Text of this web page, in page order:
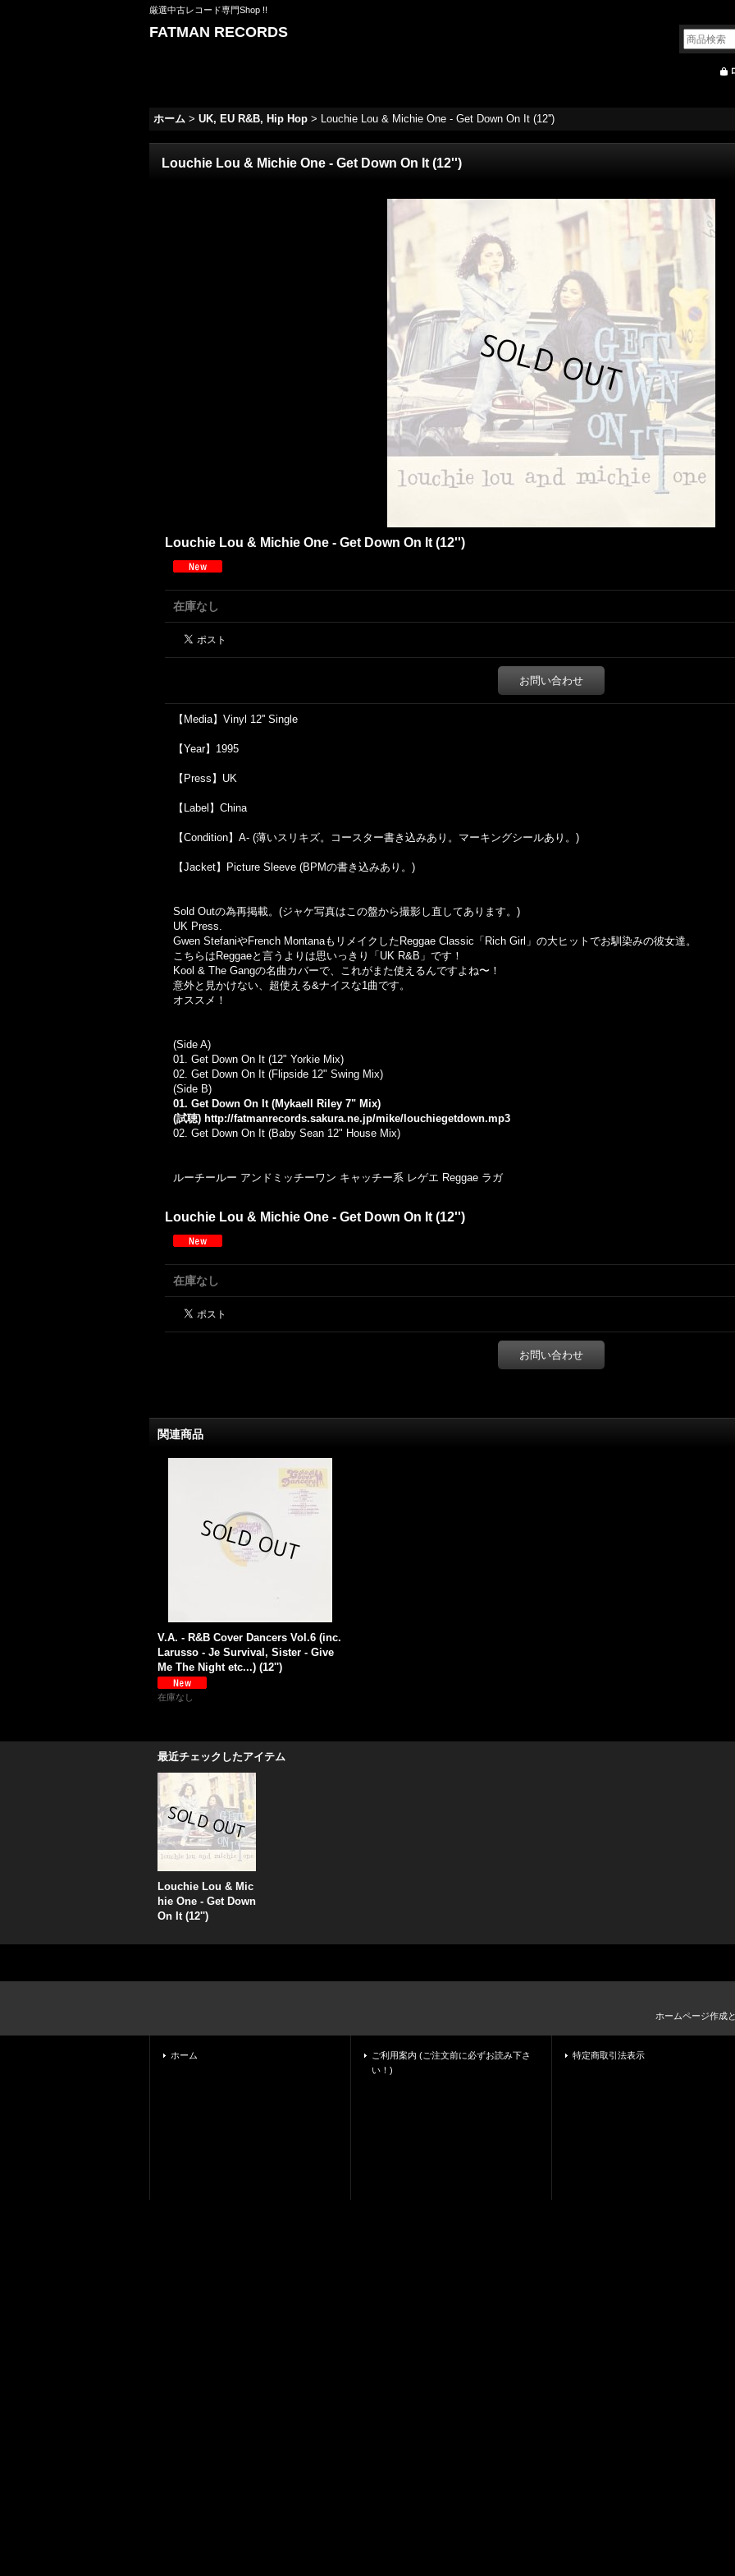
厳選中古レコード専門Shop !!
FATMAN RECORDS
ホーム > UK, EU R&B, Hip Hop > Louchie Lou & Michie One - Get Down On It (12'')
Louchie Lou & Michie One - Get Down On It (12'')
Louchie Lou & Michie One - Get Down On It (12'')
在庫なし
お問い合わせ
【Media】Vinyl 12'' Single
【Year】1995
【Press】UK
【Label】China
【Condition】A- (薄いスリキズ。コースター書き込みあり。マーキングシールあり。)
【Jacket】Picture Sleeve (BPMの書き込みあり。)
Sold Outの為再掲載。(ジャケ写真はこの盤から撮影し直してあります。)
UK Press.
Gwen StefaniやFrench MontanaもリメイクしたReggae Classic「Rich Girl」の大ヒットでお馴染みの彼女達。
こちらはReggaeと言うよりは思いっきり「UK R&B」です！
Kool & The Gangの名曲カバーで、これがまた使えるんですよね〜！
意外と見かけない、超使える&ナイスな1曲です。
オススメ！
(Side A)
01. Get Down On It (12" Yorkie Mix)
02. Get Down On It (Flipside 12" Swing Mix)
(Side B)
01. Get Down On It (Mykaell Riley 7" Mix)
(試聴) http://fatmanrecords.sakura.ne.jp/mike/louchiegetdown.mp3
02. Get Down On It (Baby Sean 12" House Mix)
ルーチールー アンドミッチーワン キャッチー系 レゲエ Reggae ラガ
Louchie Lou & Michie One - Get Down On It (12'')
在庫なし
お問い合わせ
関連商品
V.A. - R&B Cover Dancers Vol.6 (inc.
Larusso - Je Survival, Sister - Give
Me The Night etc...) (12'')
在庫なし
最近チェックしたアイテム
Louchie Lou & Mic
hie One - Get Down
On It (12'')
ホームページ作成
ホーム
ご利用案内 (ご注文前に必ずお読み下さ
い！)
特定商取引法表示